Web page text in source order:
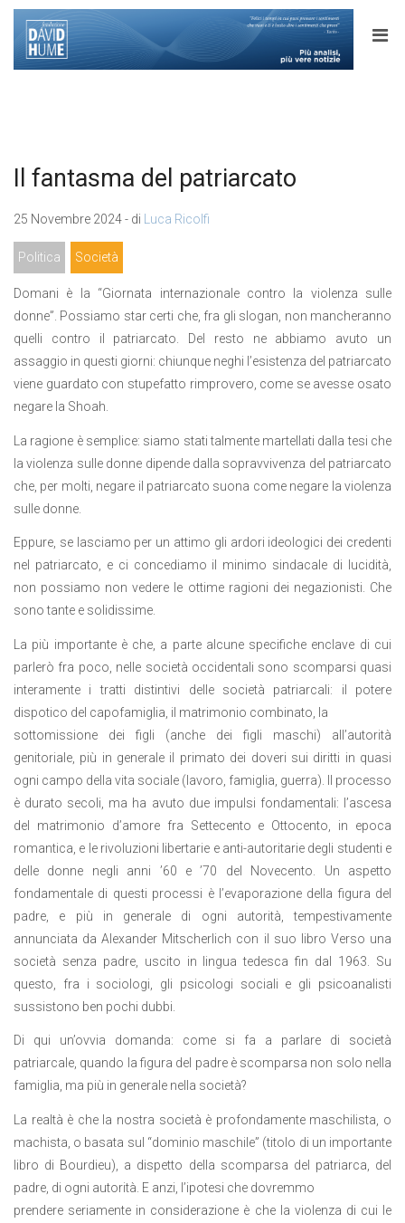
Il fantasma del patriarcato
25 Novembre 2024 - di Luca Ricolfi
Politica Società
Domani è la “Giornata internazionale contro la violenza sulle
donne”. Possiamo star certi che, fra gli slogan, non mancheranno
quelli contro il patriarcato. Del resto ne abbiamo avuto un
assaggio in questi giorni: chiunque neghi l’esistenza del patriarcato
viene guardato con stupefatto rimprovero, come se avesse osato
negare la Shoah.
La ragione è semplice: siamo stati talmente martellati dalla tesi che
la violenza sulle donne dipende dalla sopravvivenza del patriarcato
che, per molti, negare il patriarcato suona come negare la violenza
sulle donne.
Eppure, se lasciamo per un attimo gli ardori ideologici dei credenti
nel patriarcato, e ci concediamo il minimo sindacale di lucidità,
non possiamo non vedere le ottime ragioni dei negazionisti. Che
sono tante e solidissime.
La più importante è che, a parte alcune specifiche enclave di cui
parlerò fra poco, nelle società occidentali sono scomparsi quasi
interamente i tratti distintivi delle società patriarcali: il potere
dispotico del capofamiglia, il matrimonio combinato, la
sottomissione dei figli (anche dei figli maschi) all’autorità
genitoriale, più in generale il primato dei doveri sui diritti in quasi
ogni campo della vita sociale (lavoro, famiglia, guerra). Il processo
è durato secoli, ma ha avuto due impulsi fondamentali: l’ascesa
del matrimonio d’amore fra Settecento e Ottocento, in epoca
romantica, e le rivoluzioni libertarie e anti-autoritarie degli studenti e
delle donne negli anni ’60 e ’70 del Novecento. Un aspetto
fondamentale di questi processi è l’evaporazione della figura del
padre, e più in generale di ogni autorità, tempestivamente
annunciata da Alexander Mitscherlich con il suo libro Verso una
società senza padre, uscito in lingua tedesca fin dal 1963. Su
questo, fra i sociologi, gli psicologi sociali e gli psicoanalisti
sussistono ben pochi dubbi.
Di qui un’ovvia domanda: come si fa a parlare di società
patriarcale, quando la figura del padre è scomparsa non solo nella
famiglia, ma più in generale nella società?
La realtà è che la nostra società è profondamente maschilista, o
machista, o basata sul “dominio maschile” (titolo di un importante
libro di Bourdieu), a dispetto della scomparsa del patriarca, del
padre, di ogni autorità. E anzi, l’ipotesi che dovremmo
prendere seriamente in considerazione è che la violenza di cui le